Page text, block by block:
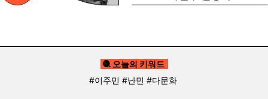
🧶 오늘의 키워드
#이주민 #난민 #다문화